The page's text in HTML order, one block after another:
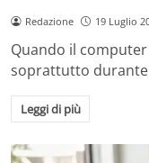
Redazione 19 Luglio
Quando il
soprattutto durante
Leggi di più